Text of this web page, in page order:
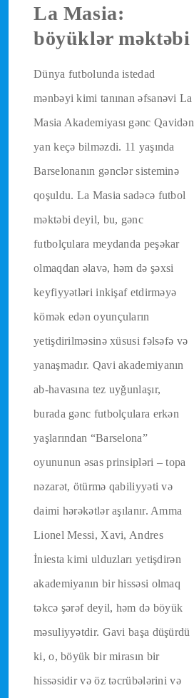
La Masia:
böyüklər məktəbi
Dünya futbolunda istedad
mənbəyi kimi tanınan əfsanəvi La
Masia Akademiyası gənc Qavidən
yan keçə bilməzdi. 11 yaşında
Barselonanın gənclər sisteminə
qoşuldu. La Masia sadəcə futbol
məktəbi deyil, bu, gənc
futbolçulara meydanda peşəkar
olmaqdan əlavə, həm də şəxsi
keyfiyyətləri inkişaf etdirməyə
kömək edən oyunçuların
yetişdirilməsinə xüsusi fəlsəfə və
yanaşmadır. Qavi akademiyanın
ab-havasına tez uyğunlaşır,
burada gənc futbolçulara erkən
yaşlarından “Barselona”
oyununun əsas prinsipləri – topa
nəzarət, ötürmə qabiliyyəti və
daimi hərəkətlər aşılanır. Amma
Lionel Messi, Xavi, Andres
İniesta kimi ulduzları yetişdirən
akademiyanın bir hissəsi olmaq
təkcə şərəf deyil, həm də böyük
məsuliyyətdir. Gavi başa düşürdü
ki, o, böyük bir mirasın bir
hissəsidir və öz təcrübələrini və